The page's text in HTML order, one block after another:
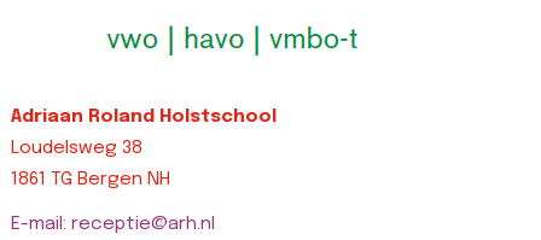
Adriaan Roland Holstschool
Loudelsweg 38
1861 TG Bergen NH
E-mail: receptie@arh.nl